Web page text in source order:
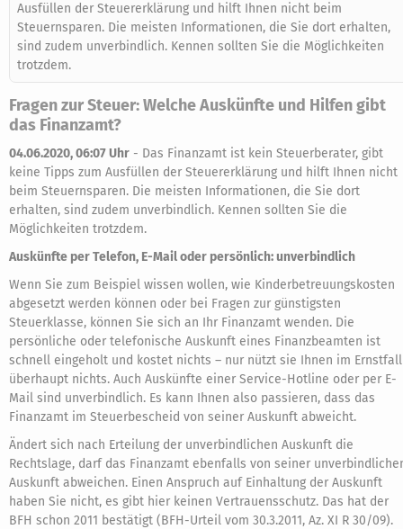
Ausfüllen der Steuererklärung und hilft Ihnen nicht beim
Steuernsparen. Die meisten Informationen, die Sie dort erhalten,
sind zudem unverbindlich. Kennen sollten Sie die Möglichkeiten
trotzdem.
Fragen zur Steuer: Welche Auskünfte und Hilfen gibt
das Finanzamt?
04.06.2020, 06:07 Uhr - Das Finanzamt ist kein Steuerberater, gibt
keine Tipps zum Ausfüllen der Steuererklärung und hilft Ihnen nicht
beim Steuernsparen. Die meisten Informationen, die Sie dort
erhalten, sind zudem unverbindlich. Kennen sollten Sie die
Möglichkeiten trotzdem.
Auskünfte per Telefon, E-Mail oder persönlich: unverbindlich
Wenn Sie zum Beispiel wissen wollen, wie Kinderbetreuungskosten
abgesetzt werden können oder bei Fragen zur günstigsten
Steuerklasse, können Sie sich an Ihr Finanzamt wenden. Die
persönliche oder telefonische Auskunft eines Finanzbeamten ist
schnell eingeholt und kostet nichts – nur nützt sie Ihnen im Ernstfall
überhaupt nichts. Auch Auskünfte einer Service-Hotline oder per E-
Mail sind unverbindlich. Es kann Ihnen also passieren, dass das
Finanzamt im Steuerbescheid von seiner Auskunft abweicht.
Ändert sich nach Erteilung der unverbindlichen Auskunft die
Rechtslage, darf das Finanzamt ebenfalls von seiner
Auskunft abweichen. Einen Anspruch auf Einhaltung der Auskunft
haben Sie nicht, es gibt hier keinen Vertrauensschutz. Das hat der
BFH schon 2011 bestätigt (BFH-Urteil vom 30.3.2011, Az. XI R 30/09).